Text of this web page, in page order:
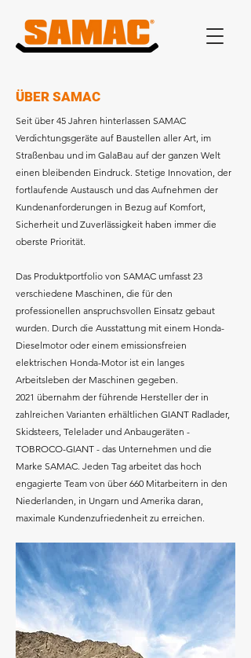
ÜBER SAMAC
Seit über 45 Jahren hinterlassen SAMAC
Verdichtungsgeräte auf Baustellen aller Art, im
Straßenbau und im GalaBau auf der ganzen Welt
einen bleibenden Eindruck. Stetige Innovation, der
fortlaufende Austausch und das Aufnehmen der
Kundenanforderungen in Bezug auf Komfort,
Sicherheit und Zuverlässigkeit haben immer die
oberste Priorität.
Das Produktportfolio von SAMAC umfasst 23
verschiedene Maschinen, die für den
professionellen anspruchsvollen Einsatz gebaut
wurden. Durch die Ausstattung mit einem Honda-
Dieselmotor oder einem emissionsfreien
elektrischen Honda-Motor ist ein langes
Arbeitsleben der Maschinen gegeben.
2021 übernahm der führende Hersteller der in
zahlreichen Varianten erhältlichen GIANT Radlader,
Skidsteers, Telelader und Anbaugeräten -
TOBROCO-GIANT - das Unternehmen und die
Marke SAMAC. Jeden Tag arbeitet das hoch
engagierte Team von über 660 Mitarbeitern in den
Niederlanden, in Ungarn und Amerika daran,
maximale Kundenzufriedenheit zu erreichen.